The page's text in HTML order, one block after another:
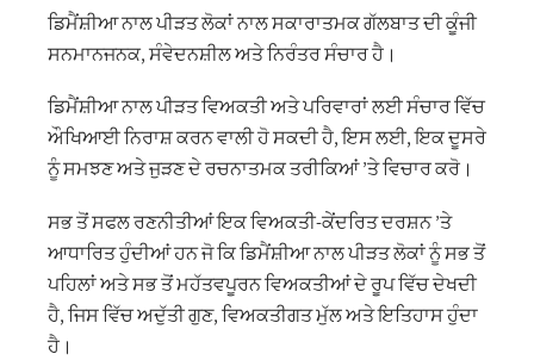
ਡਿਮੈਂਸ਼ੀਆ ਨਾਲ ਪੀੜਤ ਲੋਕਾਂ ਨਾਲ ਸਕਾਰਾਤਮਕ ਗੱਲਬਾਤ ਦੀ ਕੂੰਜੀ
ਸਨਮਾਨਜਨਕ, ਸੰਵੇਦਨਸ਼ੀਲ ਅਤੇ ਨਿਰੰਤਰ ਸੰਚਾਰ ਹੈ।
ਡਿਮੈਂਸ਼ੀਆ ਨਾਲ ਪੀੜਤ ਵਿਅਕਤੀ ਅਤੇ ਪਰਿਵਾਰਾਂ ਲਈ ਸੰਚਾਰ ਵਿੱਚ
ਔਖਿਆਈ ਨਿਰਾਸ਼ ਕਰਨ ਵਾਲੀ ਹੋ ਸਕਦੀ ਹੈ, ਇਸ ਲਈ, ਇਕ ਦੂਸਰੇ
ਨੂੰ ਸਮਝਣ ਅਤੇ ਜੁੜਣ ਦੇ ਰਚਨਾਤਮਕ ਤਰੀਕਿਆਂ ’ਤੇ ਵਿਚਾਰ ਕਰੋ।
ਸਭ ਤੋਂ ਸਫਲ ਰਣਨੀਤੀਆਂ ਇਕ ਵਿਅਕਤੀ-ਕੇਂਦਰਿਤ ਦਰਸ਼ਨ ’ਤੇ
ਆਧਾਰਿਤ ਹੁੰਦੀਆਂ ਹਨ ਜੋ ਕਿ ਡਿਮੈਂਸ਼ੀਆ ਨਾਲ ਪੀੜਤ ਲੋਕਾਂ ਨੂੰ ਸਭ ਤੋਂ
ਪਹਿਲਾਂ ਅਤੇ ਸਭ ਤੋਂ ਮਹੱਤਵਪੂਰਨ ਵਿਅਕਤੀਆਂ ਦੇ ਰੂਪ ਵਿੱਚ ਦੇਖਦੀ
ਹੈ, ਜਿਸ ਵਿੱਚ ਅਦੁੱਤੀ ਗੁਣ, ਵਿਅਕਤੀਗਤ ਮੁੱਲ ਅਤੇ ਇਤਿਹਾਸ ਹੁੰਦਾ
ਹੈ।